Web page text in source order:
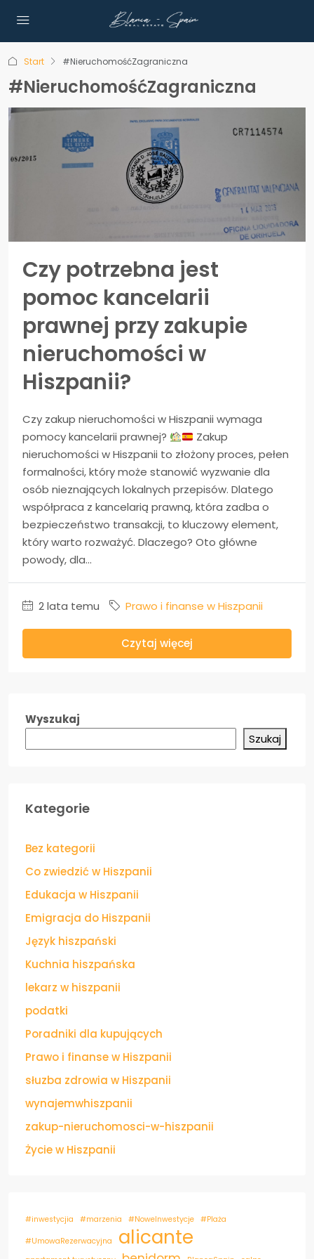
Start #NieruchomośćZagraniczna
#NieruchomośćZagraniczna
Czy potrzebna jest
pomoc kancelarii
prawnej przy zakupie
nieruchomości w
Hiszpanii?
Czy zakup nieruchomości w Hiszpanii wymaga
pomocy kancelarii prawnej?
Zakup
nieruchomości w Hiszpanii to złożony proces, pełen
formalności, który może stanowić wyzwanie dla
osób nieznających lokalnych przepisów. Dlatego
współpraca z kancelarią prawną, która zadba o
bezpieczeństwo transakcji, to kluczowy element,
który warto rozważyć. Dlaczego? Oto główne
powody, dla...
2 lata temu Prawo i finanse w Hiszpanii
Czytaj więcej
Wyszukaj
Szukaj
Kategorie
Bez kategorii
Co zwiedzić w Hiszpanii
Edukacja w Hiszpanii
Emigracja do Hiszpanii
Język hiszpański
Kuchnia hiszpańska
lekarz w hiszpanii
podatki
Poradniki dla kupujących
Prawo i finanse w Hiszpanii
słuzba zdrowia w Hiszpanii
wynajemwhiszpanii
zakup-nieruchomosci-w-hiszpanii
Życie w Hiszpanii
#inwestycjia #marzenia #NoweInwestycje #Plaża
#UmowaRezerwacyjna alicante